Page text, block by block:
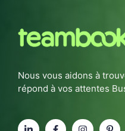
Nous vous aidons à
répond à vos attentes